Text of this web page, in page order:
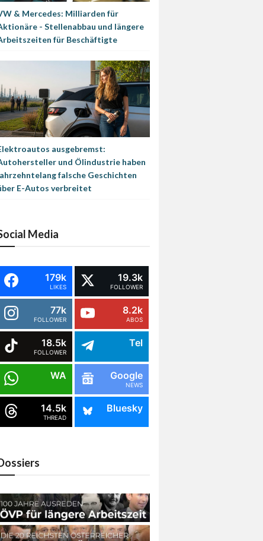
& Mercedes: Milliarden für
- Stellenabbau und längere
für Beschäftigte
ausgebremst:
und Ölindustrie haben
falsche Geschichten
E-Autos verbreitet
Media
179k
LIKES
19.3k
FOLLOWER
77k
FOLLOWER
8.2k
ABOS
18.5k
FOLLOWER
Tel
WA Google
NEWS
14.5k
THREAD
Bluesky